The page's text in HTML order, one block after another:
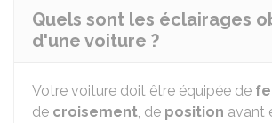
Quels sont les éclairages
d'une voiture ?
Votre voiture doit être équipée de
de croisement, de position avant